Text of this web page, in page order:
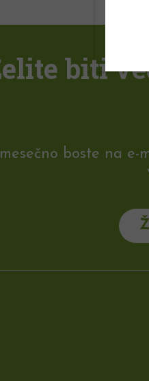
biti
boste na